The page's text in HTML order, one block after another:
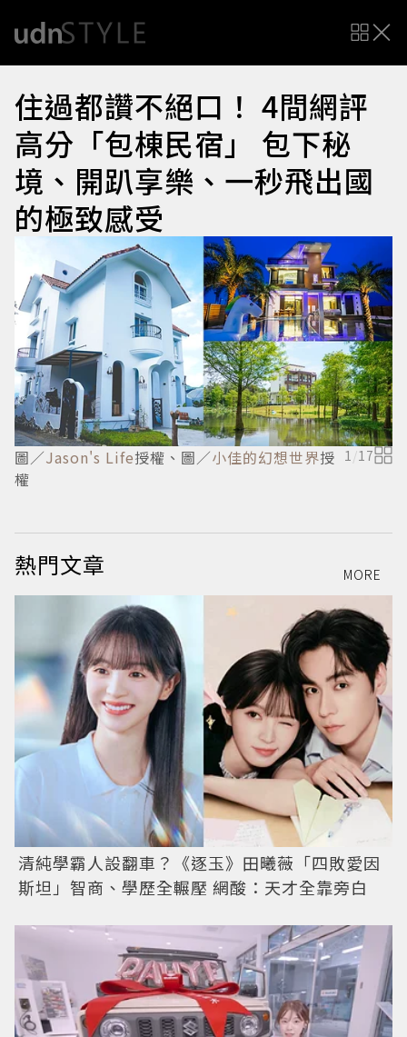
住過都讚不絕口！ 4間網評
高分「包棟民宿」 包下秘
境、開趴享樂、一秒飛出國
的極致感受
圖／Jason's Life授權、圖／小佳的幻想世界授
權
1 /17
熱門文章 MORE
清純學霸人設翻車？《逐玉》田曦薇「四敗愛因
斯坦」智商、學歷全輾壓 網酸：天才全靠旁白